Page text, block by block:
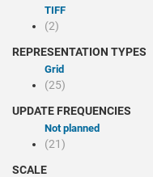
TIFF
(2)
REPRESENTATION TYPES
Grid
(25)
UPDATE FREQUENCIES
Not planned
(21)
SCALE